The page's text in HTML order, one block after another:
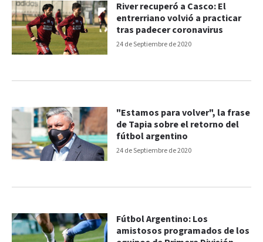
24 de Septiembre de 2020
River recuperó a Casco: El
entrerriano volvió a practicar
tras padecer coronavirus
24 de Septiembre de 2020
"Estamos para volver", la frase
de Tapia sobre el retorno del
fútbol argentino
Fútbol Argentino: Los
amistosos programados de los